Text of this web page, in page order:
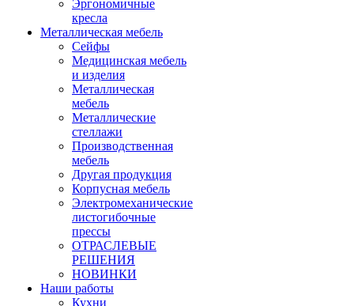
Эргономичные
кресла
Металлическая мебель
Сейфы
Медицинская мебель
и изделия
Металлическая
мебель
Металлические
стеллажи
Производственная
мебель
Другая продукция
Корпусная мебель
Электромеханические
листогибочные
прессы
ОТРАСЛЕВЫЕ
РЕШЕНИЯ
НОВИНКИ
Наши работы
Кухни